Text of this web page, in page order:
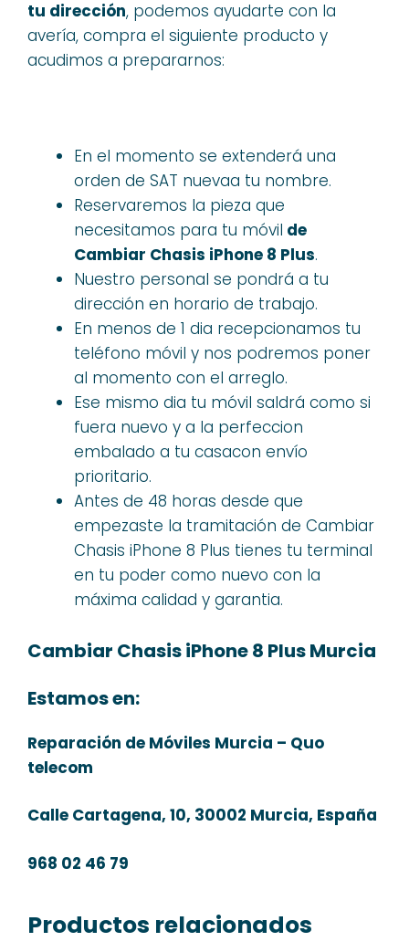
tu dirección, podemos ayudarte con la
avería, compra el siguiente producto y
acudimos a prepararnos:
En el momento se extenderá una
orden de SAT nuevaa tu nombre.
Reservaremos la pieza que
necesitamos para tu móvil de
Cambiar Chasis iPhone 8 Plus.
Nuestro personal se pondrá a tu
dirección en horario de trabajo.
En menos de 1 dia recepcionamos tu
teléfono móvil y nos podremos poner
al momento con el arreglo.
Ese mismo dia tu móvil saldrá como si
fuera nuevo y a la perfeccion
embalado a tu casacon envío
prioritario.
Antes de 48 horas desde que
empezaste la tramitación de Cambiar
Chasis iPhone 8 Plus tienes tu terminal
en tu poder como nuevo con la
máxima calidad y garantia.
Cambiar Chasis iPhone 8 Plus Murcia
Estamos en:
Reparación de Móviles Murcia – Quo
telecom
Calle Cartagena, 10, 30002 Murcia, España
968 02 46 79
Productos relacionados